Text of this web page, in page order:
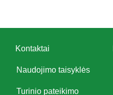
Kontaktai
Naudojimo taisyklės
Turinio pateikimo